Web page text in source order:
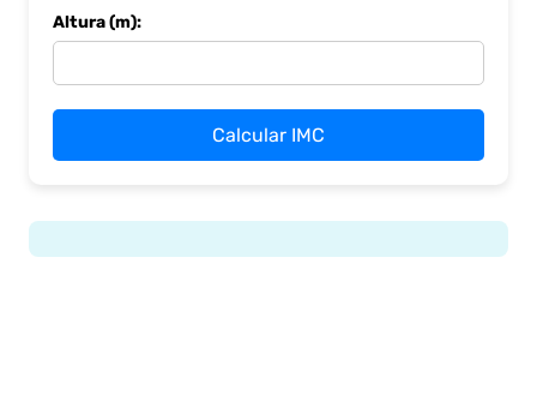
Altura (m):
Calcular IMC